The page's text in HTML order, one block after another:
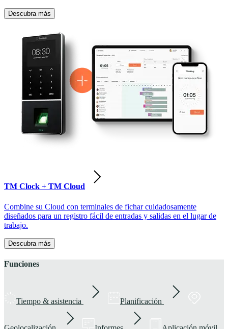
Descubra más
TM Clock + TM Cloud
Combine su Cloud con terminales de fichar cuidadosamente
diseñados para un registro fácil de entradas y salidas en el lugar de
trabajo.
Descubra más
Funciones
Tiempo & asistencia Planificación